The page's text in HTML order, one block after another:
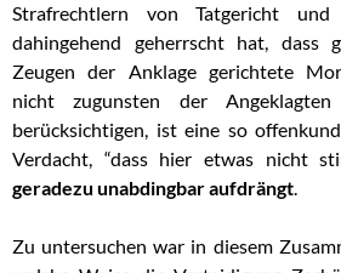
Strafrechtlern von Tatgericht und
dahingehend geherrscht hat, dass
Zeugen der Anklage gerichtete
nicht zugunsten der
berücksichtigen, ist eine so
Verdacht, “dass hier etwas nicht
geradezu unabdingbar aufdrängt.
Zu untersuchen war in diesem